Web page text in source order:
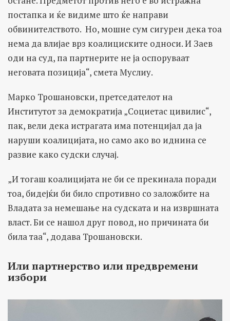
постапка и ќе видиме што ќе направи
обвинителството. Но, мошне сум сигурен дека тоа
нема да влијае врз коалициските односи. И Заев
оди на суд, па партнерите не ја оспоруваат
неговата позиција“, смета Муслиу.
Марко Трошановски, претседателот на
Институтот за демократија „Социетас цивилис“,
пак, вели дека истрагата има потенцијал да ја
наруши коалицијата, но само ако во иднина се
развие како судски случај.
„И тогаш коалицијата не би се прекинала поради
тоа, бидејќи би било спротивно со заложбите на
Владата за немешање на судската и на извршната
власт. Би се нашол друг повод, но причината би
била таа“, додава Трошановски.
Или партнерство или предвремени
избори